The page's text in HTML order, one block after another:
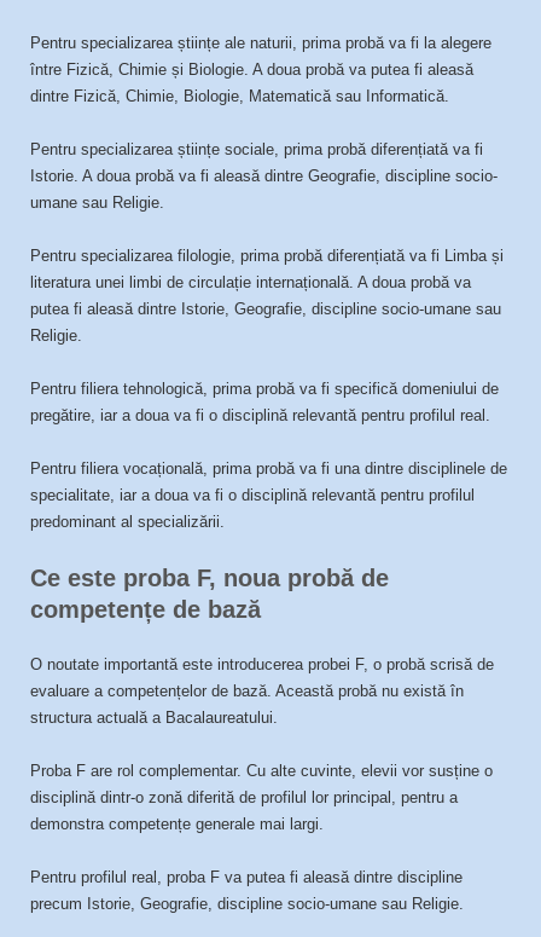
Pentru specializarea științe ale naturii, prima probă va fi la alegere
între Fizică, Chimie și Biologie. A doua probă va putea fi aleasă
dintre Fizică, Chimie, Biologie, Matematică sau Informatică.
Pentru specializarea științe sociale, prima probă diferențiată va fi
Istorie. A doua probă va fi aleasă dintre Geografie, discipline socio-
umane sau Religie.
Pentru specializarea filologie, prima probă diferențiată va fi Limba și
literatura unei limbi de circulație internațională. A doua probă va
putea fi aleasă dintre Istorie, Geografie, discipline socio-umane sau
Religie.
Pentru filiera tehnologică, prima probă va fi specifică domeniului de
pregătire, iar a doua va fi o disciplină relevantă pentru profilul real.
Pentru filiera vocațională, prima probă va fi una dintre disciplinele de
specialitate, iar a doua va fi o disciplină relevantă pentru profilul
predominant al specializării.
Ce este proba F, noua probă de
competențe de bază
O noutate importantă este introducerea probei F, o probă scrisă de
evaluare a competențelor de bază. Această probă nu există în
structura actuală a Bacalaureatului.
Proba F are rol complementar. Cu alte cuvinte, elevii vor susține o
disciplină dintr-o zonă diferită de profilul lor principal, pentru a
demonstra competențe generale mai largi.
Pentru profilul real, proba F va putea fi aleasă dintre discipline
precum Istorie, Geografie, discipline socio-umane sau Religie.